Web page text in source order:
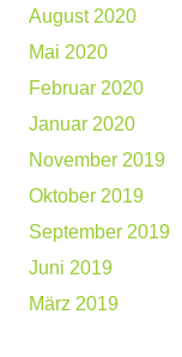
August 2020
Mai 2020
Februar 2020
Januar 2020
November 2019
Oktober 2019
September 2019
Juni 2019
März 2019